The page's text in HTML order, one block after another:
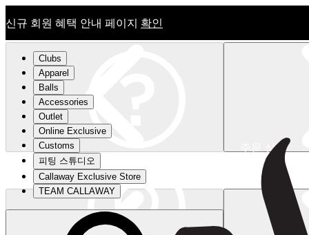
신규 회원 혜택 안내 페이지 확인
신규 회원 혜택 안내 페이지확인
주문 상태
Clubs
Apparel
Balls
Accessories
Outlet
Online Exclusive
Customs
피팅 스튜디오
Callaway Exclusive Store
TEAM CALLAWAY